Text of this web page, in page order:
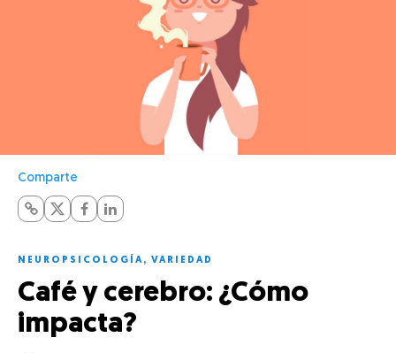
Comparte
NEUROPSICOLOGÍA, VARIEDAD
Café y cerebro: ¿Cómo
impacta?